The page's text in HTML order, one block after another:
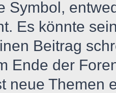
Symbol,
Es könnte
Beitrag
Ende der
neue Themen